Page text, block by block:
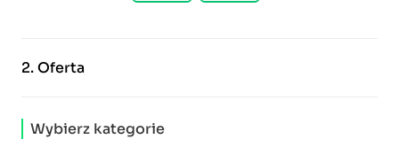
2.Oferta
Wybierz kategorie